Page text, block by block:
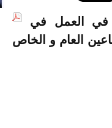
في العمل في
العام و الخاص